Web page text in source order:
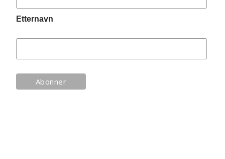
Etternavn